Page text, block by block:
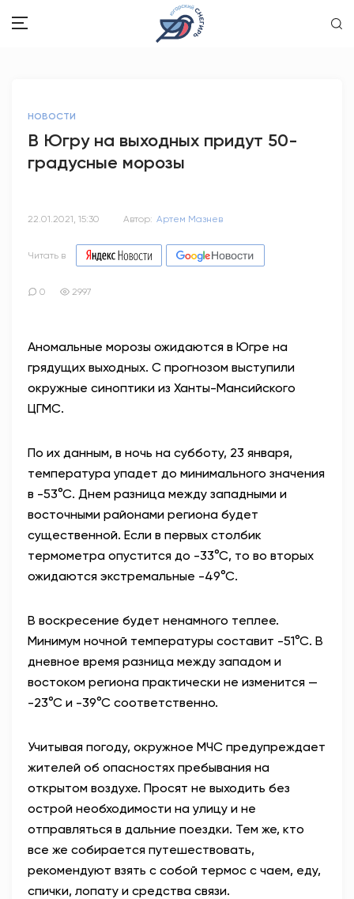
ОБРАЗОВАНИЕ
ЭТО У НАС СЕМЕЙНОЕ
АНТИТЕРРОР
ОФИЦИАЛЬНО
82,17
НОВОСТИ
В Югру на выходных придут 50-
градусные морозы
22.01.2021, 15:30 Автор: Артем Мазнев
Читать в
0 2997
Аномальные морозы ожидаются в Югре на
грядущих выходных. С прогнозом выступили
окружные синоптики из Ханты-Мансийского
ЦГМС.
По их данным, в ночь на субботу, 23 января,
температура упадет до минимального значения
в -53°С. Днем разница между западными и
восточными районами региона будет
существенной. Если в первых столбик
термометра опустится до -33°С, то во вторых
ожидаются экстремальные -49°С.
В воскресение будет ненамного теплее.
Минимум ночной температуры составит -51°С. В
дневное время разница между западом и
востоком региона практически не изменится —
-23°С и -39°С соответственно.
Учитывая погоду, окружное МЧС предупреждает
жителей об опасностях пребывания на
открытом воздухе. Просят не выходить без
острой необходимости на улицу и не
отправляться в дальние поездки. Тем же, кто
все же собирается путешествовать,
рекомендуют взять с собой термос с чаем, еду,
спички, лопату и средства связи.